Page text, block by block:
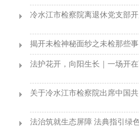
揭开未检神秘面纱之未检那些事